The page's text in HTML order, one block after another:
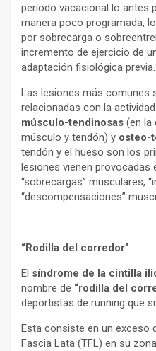
período vacacional lo antes
manera poco programada,
por sobrecarga o
incremento de ejercicio de
adaptación fisiológica previa.
Las lesiones más comunes
relacionadas con la
músculo-tendinosas (en la
músculo y tendón) y osteo-
tendón y el hueso son los
lesiones vienen provocadas
“sobrecargas” musculares,
“descompensaciones”
“Rodilla del corredor”
El síndrome de la cintilla
nombre de “rodilla del
deportistas de running que
Esta consiste en un exceso
Fascia Lata (TFL) en su